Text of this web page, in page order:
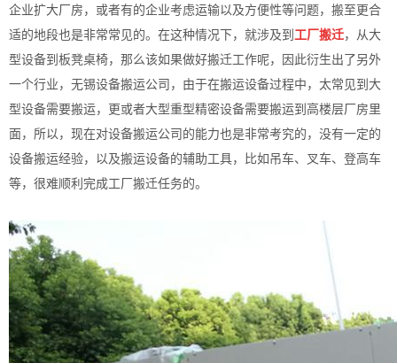
企业扩大厂房，或者有的企业考虑运输以及方便性等问题，搬至更合
适的地段也是非常常见的。在这种情况下，就涉及到 工厂搬迁，从大
型设备到板凳桌椅，那么该如果做好搬迁工作呢，因此衍生出了另外
一个行业，无锡设备搬运公司，由于在搬运设备过程中，太常见到大
型设备需要搬运，更或者大型重型精密设备需要搬运到高楼层厂房里
面，所以，现在对设备搬运公司的能力也是非常考究的，没有一定的
设备搬运经验，以及搬运设备的辅助工具，比如吊车、叉车、登高车
等，很难顺利完成工厂搬迁任务的。